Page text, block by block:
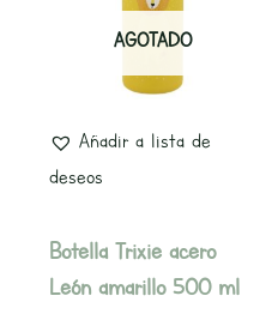
AGOTADO
Añadir a lista de
deseos
Botella Trixie acero
León amarillo 500 ml